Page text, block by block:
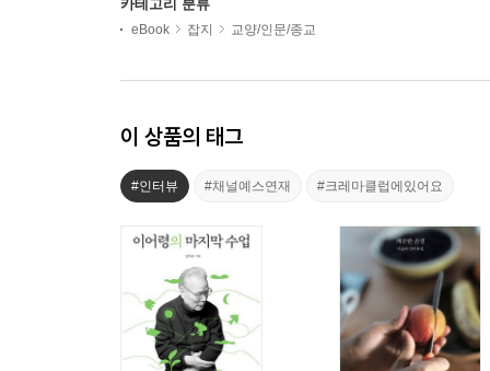
카테고리 분류
eBook 잡지 교양/인문/종교
이 상품의 태그
#인터뷰 #채널예스연재 #크레마클럽에있어요